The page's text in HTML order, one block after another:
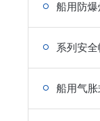
船用防
系列安
船用气